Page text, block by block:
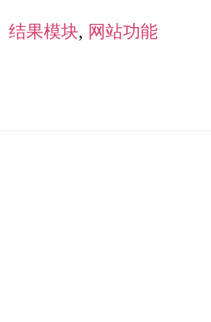
结果模块, 网站功能